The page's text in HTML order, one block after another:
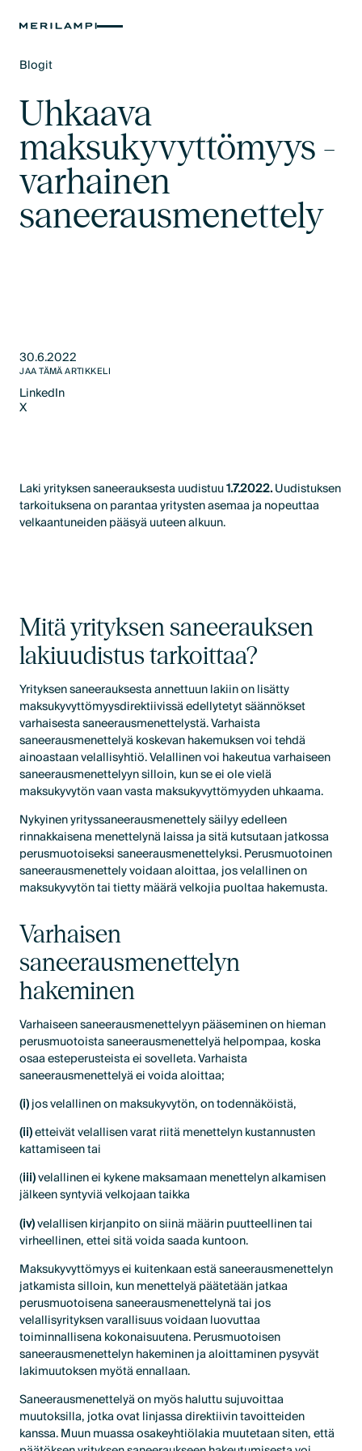
Blogit
Uhkaava
maksukyvyttömyys -
varhainen
saneerausmenettely
30.6.2022
JAA TÄMÄ ARTIKKELI
LinkedIn
LinkedIn
X
Laki yrityksen saneerauksesta uudistuu1.7.2022.Uudistuksen
tarkoituksena on parantaa yritysten asemaa ja nopeuttaa
velkaantuneiden pääsyä uuteen alkuun.
Mitä yrityksen saneerauksen
lakiuudistus tarkoittaa?
Yrityksen saneerauksesta annettuun lakiin on lisätty
maksukyvyttömyysdirektiivissä edellytetyt säännökset
varhaisesta saneerausmenettelystä. Varhaista
saneerausmenettelyä koskevan hakemuksen voi tehdä
ainoastaan velallisyhtiö. Velallinen voi hakeutua varhaiseen
saneerausmenettelyyn silloin, kun se ei ole vielä
maksukyvytön vaan vasta maksukyvyttömyyden uhkaama.
Nykyinen yrityssaneerausmenettely säilyy edelleen
rinnakkaisena menettelynä laissa ja sitä kutsutaan jatkossa
perusmuotoiseksi saneerausmenettelyksi. Perusmuotoinen
saneerausmenettely voidaan aloittaa, jos velallinen on
maksukyvytön tai tietty määrä velkojia puoltaa hakemusta.
Varhaisen
saneerausmenettelyn
hakeminen
Varhaiseen saneerausmenettelyyn pääseminen on hieman
perusmuotoista saneerausmenettelyä helpompaa, koska
osaa esteperusteista ei sovelleta. Varhaista
saneerausmenettelyä ei voida aloittaa;
(i)jos velallinen on maksukyvytön, on todennäköistä,
(ii)etteivät velallisen varat riitä menettelyn kustannusten
kattamiseen tai
(iii)velallinen ei kykene maksamaan menettelyn alkamisen
jälkeen syntyviä velkojaan taikka
(iv)velallisen kirjanpito on siinä määrin puutteellinen tai
virheellinen, ettei sitä voida saada kuntoon.
Maksukyvyttömyys ei kuitenkaan estä saneerausmenettelyn
jatkamista silloin, kun menettelyä päätetään jatkaa
perusmuotoisena saneerausmenettelynä tai jos
velallisyrityksen varallisuus voidaan luovuttaa
toiminnallisena kokonaisuutena. Perusmuotoisen
saneerausmenettelyn hakeminen ja aloittaminen pysyvät
lakimuutoksen myötä ennallaan.
Saneerausmenettelyä on myös haluttu sujuvoittaa
muutoksilla, jotka ovat linjassa direktiivin tavoitteiden
kanssa. Muun muassa osakeyhtiölakia muutetaan siten, että